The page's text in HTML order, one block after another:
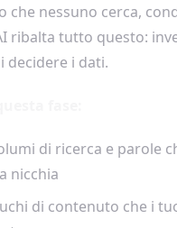
che nessuno cerca,
ribalta tutto questo:
decidere i dati.
di ricerca e parole
nicchia
di contenuto che i